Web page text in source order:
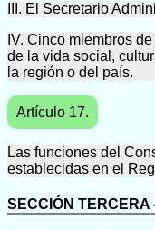
III. El Secretario
IV. Cinco miembros
de la vida social,
la región o del país.
Artículo 17.
Las funciones del
establecidas en el
SECCIÓN